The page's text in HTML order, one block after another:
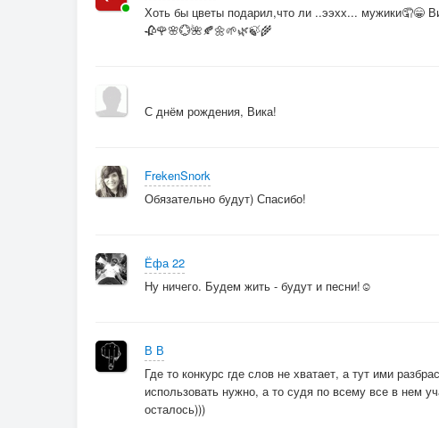
Хоть бы цветы подарил,что ли ..ээхх... мужики🤦😁
🥀🌹🌸💮🌺🍂🌼🌱🌿🍃🌾
С днём рождения, Вика!
FrekenSnork
Обязательно будут) Спасибо!
Ёфа 22
Ну ничего. Будем жить - будут и песни!☺
В В
Где то конкурс где слов не хватает, а тут ими
использовать нужно, а то судя по всему все в нем
осталось)))